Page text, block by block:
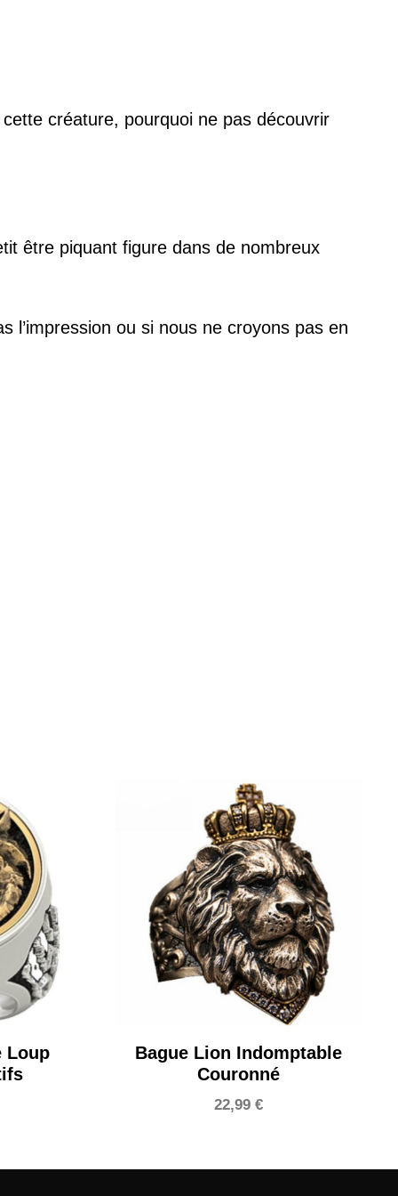
créature, pourquoi ne pas découvrir
être piquant figure dans de nombreux
l’impression ou si nous ne croyons pas en
Loup
Bague Lion Indomptable
Couronné
22,99€